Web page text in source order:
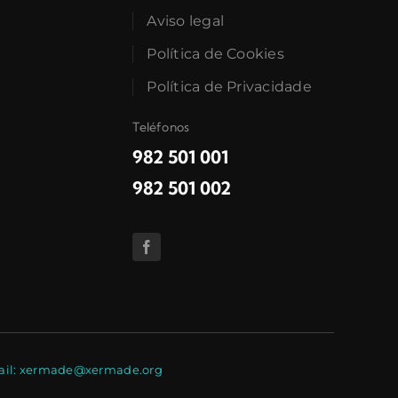
Aviso legal
Política de Cookies
Política de Privacidade
Teléfonos
982 501 001
982 501 002
xermade@xermade.org